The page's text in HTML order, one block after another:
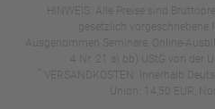
HINWEIS: Alle Preise sind
gesetzlich vorgeschriebene
Ausgenommen Seminare, Online-
4 Nr. 21 a) bb) UStG von der
VERSANDKOSTEN: Innerhalb
Union: 14,50 EUR,